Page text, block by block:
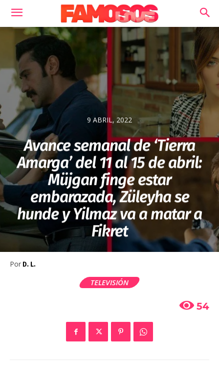
9 ABRIL, 2022
Avance semanal de ‘Tierra
Amarga’ del 11 al 15 de abril:
Müjgan finge estar
embarazada, Züleyha se
hunde y Yilmaz va a matar a
Fikret
Por D. L.
TELEVISIÓN
54